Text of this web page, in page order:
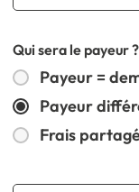
Qui sera le payeur ?
Payeur =
Payeur
Frais